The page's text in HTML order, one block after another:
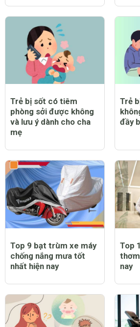
Trẻ bị sốt có tiêm
phòng sởi được không
và lưu ý dành cho cha
mẹ
Trẻ
đầy
Top 9 bạt trùm xe máy
chống nắng mưa tốt
nhất hiện nay
Top
nay